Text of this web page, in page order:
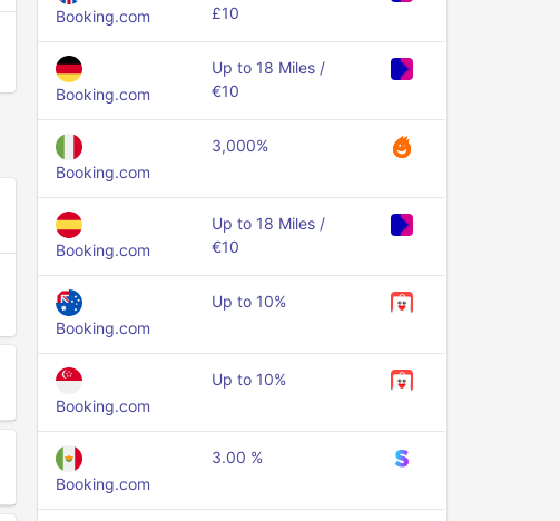
Booking.com
£10
Booking.com
Up to 18 Miles /
€10
Booking.com
3,000%
Booking.com
Up to 18 Miles /
€10
Booking.com
Up to 10%
Booking.com
Up to 10%
Booking.com
3.00 %